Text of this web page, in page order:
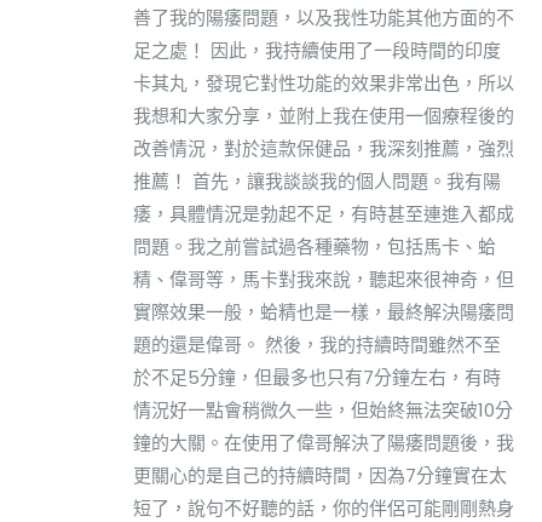
善了我的陽痿問題，以及我性功能其他方面的不
足之處！ 因此，我持續使用了一段時間的印度
卡其丸，發現它對性功能的效果非常出色，所以
我想和大家分享，並附上我在使用一個療程後的
改善情況，對於這款保健品，我深刻推薦，強烈
推薦！ 首先，讓我談談我的個人問題。我有陽
痿，具體情況是勃起不足，有時甚至連進入都成
問題。我之前嘗試過各種藥物，包括馬卡、蛤
精、偉哥等，馬卡對我來說，聽起來很神奇，但
實際效果一般，蛤精也是一樣，最終解決陽痿問
題的還是偉哥。 然後，我的持續時間雖然不至
於不足5分鐘，但最多也只有7分鐘左右，有時
情況好一點會稍微久一些，但始終無法突破10分
鐘的大關。在使用了偉哥解決了陽痿問題後，我
更關心的是自己的持續時間，因為7分鐘實在太
短了，說句不好聽的話，你的伴侶可能剛剛熱身